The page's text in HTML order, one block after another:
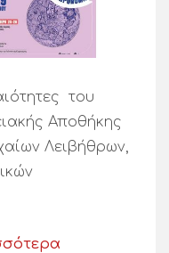
του
Αποθήκης
Λειβήθρων,